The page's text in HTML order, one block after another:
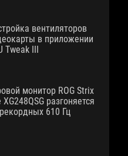
вентиляторов
в приложении
Tweak III
монитор ROG Strix
XG248QSG разгоняется
610 Гц